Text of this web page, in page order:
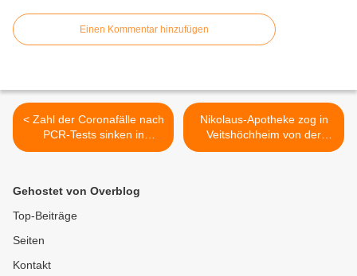
Einen Kommentar hinzufügen
< Zahl der Coronafälle nach
PCR-Tests sinken in
Veitshöchheim in der 45.
WÜ an 3. und Stadt WÜ an
Nikolaus-Apotheke zog in
Veitshöchheim von der
Nikolaus-Fey-Straße in das
Gehostet von Overblog
Top-Beiträge
Seiten
Kontakt